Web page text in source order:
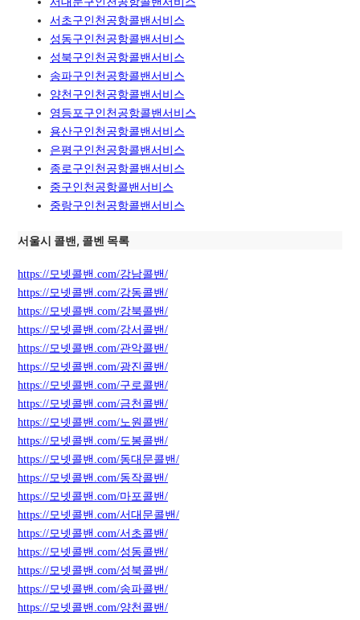
서초구인천공항콜밴서비스
성동구인천공항콜밴서비스
성북구인천공항콜밴서비스
송파구인천공항콜밴서비스
양천구인천공항콜밴서비스
영등포구인천공항콜밴서비스
용산구인천공항콜밴서비스
은평구인천공항콜밴서비스
종로구인천공항콜밴서비스
중구인천공항콜밴서비스
중랑구인천공항콜밴서비스
서울시 콜밴, 콜벤 목록
https://모넷콜밴.com/강남콜밴/
https://모넷콜밴.com/강동콜밴/
https://모넷콜밴.com/강북콜밴/
https://모넷콜밴.com/강서콜밴/
https://모넷콜밴.com/관악콜밴/
https://모넷콜밴.com/광진콜밴/
https://모넷콜밴.com/구로콜밴/
https://모넷콜밴.com/금천콜밴/
https://모넷콜밴.com/노원콜밴/
https://모넷콜밴.com/도봉콜밴/
https://모넷콜밴.com/동대문콜밴/
https://모넷콜밴.com/동작콜밴/
https://모넷콜밴.com/마포콜밴/
https://모넷콜밴.com/서대문콜밴/
https://모넷콜밴.com/서초콜밴/
https://모넷콜밴.com/성동콜밴/
https://모넷콜밴.com/성북콜밴/
https://모넷콜밴.com/송파콜밴/
https://모넷콜밴.com/양천콜밴/